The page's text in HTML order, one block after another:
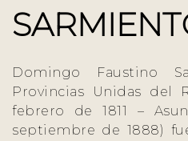
Domingo Faustino
Provincias Unidas del
febrero de 1811 –
septiembre de 1888)